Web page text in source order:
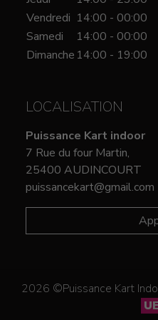
Vendredi 14:00 - 00:00
Samedi
14:00 - 00:00
Dimanche 14:00 - 19:00
LOCALISATION
Puissance Kart indoor
7 Rue du four Martin,
25400 AUDINCOURT
puissancekart@gmail.com
2026 ©Puissance Kart